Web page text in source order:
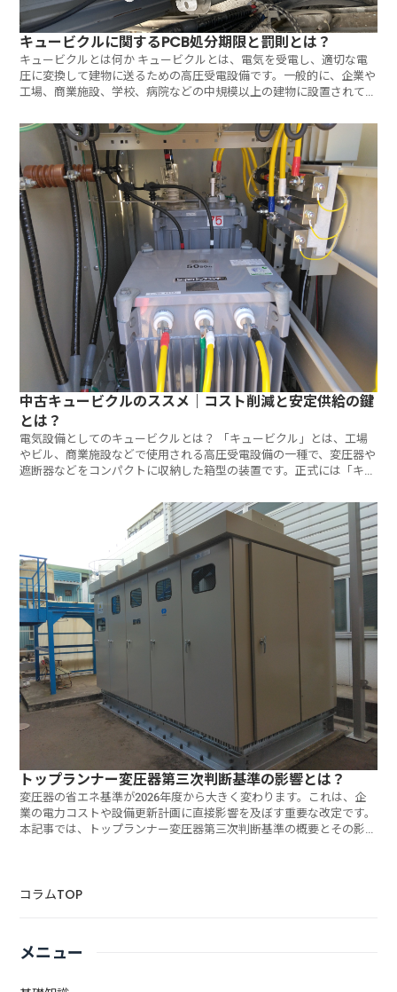
キュービクルに関するPCB処分期限と罰則とは？
キュービクルとは何か キュービクルとは、電気を受電し、適切な電
圧に変換して建物に送るための高圧受電設備です。一般的に、企業や
工場、商業施設、学校、病院などの中規模以上の建物に設置されてお
中古キュービクルのススメ｜コスト削減と安定供給の鍵
とは？
電気設備としてのキュービクルとは？ 「キュービクル」とは、工場
やビル、商業施設などで使用される高圧受電設備の一種で、変圧器や
遮断器などをコンパクトに収納した箱型の装置です。正式には「キュ
トップランナー変圧器第三次判断基準の影響とは？
変圧器の省エネ基準が2026年度から大きく変わります。これは、企
業の電力コストや設備更新計画に直接影響を及ぼす重要な改定です。
本記事では、トップランナー変圧器第三次判断基準の概要とその影響
コラムTOP
メニュー